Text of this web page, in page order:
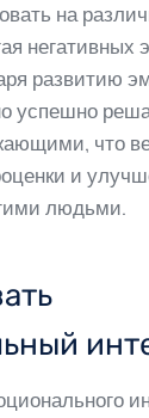
на
негативных
развитию
успешно
что
и
людьми.